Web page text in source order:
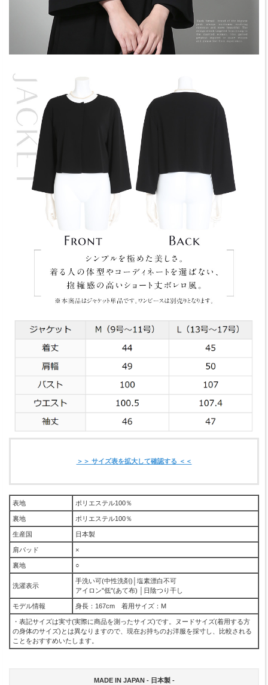
＞＞ サイズ表を拡大して確認する ＜＜
表地 ポリエステル100％
裏地 ポリエステル100％
生産国 日本製
肩パッド ×
裏地 ○
洗濯表示
手洗い可(中性洗剤)│塩素漂白不可
アイロン"低"(あて布) │日陰つり干し
モデル情報 身長：167cm 着用サイズ：M
・表記サイズは実寸(実際に商品を測ったサイズ)です。ヌードサイズ(着用する方
の身体のサイズ)とは異なりますので、現在お持ちのお洋服を採寸し、比較される
ことをおすすめいたします。
MADE IN JAPAN - 日本製 -